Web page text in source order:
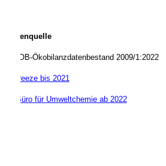
Datenquelle
KBOB-Ökobilanzdatenbestand 2009/1:2022
© treeze bis 2021
© Büro für Umweltchemie ab 2022